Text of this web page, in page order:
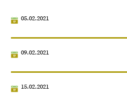
05.02.2021
09.02.2021
15.02.2021